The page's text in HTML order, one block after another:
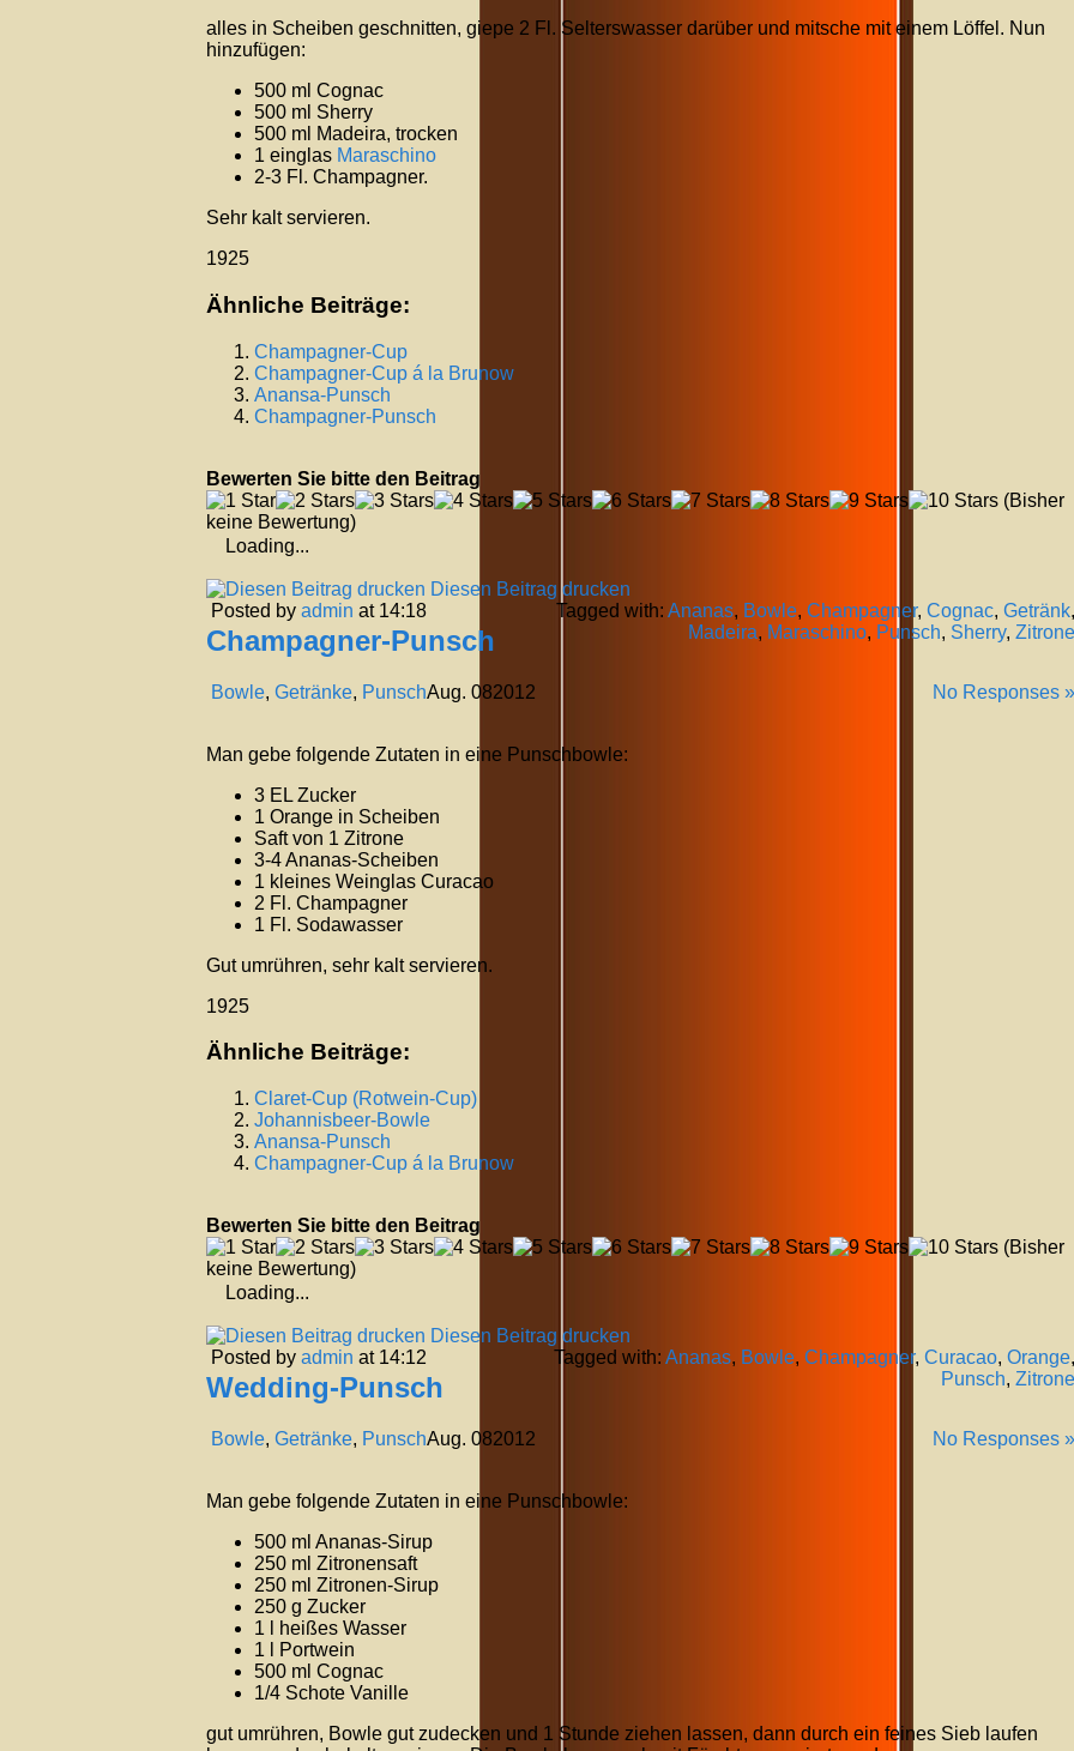
alles in Scheiben geschnitten, giepe 2 Fl. Selterswasser darüber und mitsche mit einem Löffel. Nun
hinzufügen:
500 ml Cognac
500 ml Sherry
500 ml Madeira, trocken
1 einglas Maraschino
2-3 Fl. Champagner.
Sehr kalt servieren.
1925
Ähnliche Beiträge:
Champagner-Cup
Champagner-Cup á la Brunow
Anansa-Punsch
Champagner-Punsch
Bewerten Sie bitte den Beitrag
(Bisher
keine Bewertung)
Loading...
Diesen Beitrag drucken
Posted by admin at 14:18 Tagged with: Ananas, Bowle, Champagner, Cognac, Getränk,
Madeira, Maraschino, Punsch, Sherry, Zitrone
Champagner-Punsch
Bowle, Getränke, Punsch No Responses »
Aug. 082012
Man gebe folgende Zutaten in eine Punschbowle:
3 EL Zucker
1 Orange in Scheiben
Saft von 1 Zitrone
3-4 Ananas-Scheiben
1 kleines Weinglas Curacao
2 Fl. Champagner
1 Fl. Sodawasser
Gut umrühren, sehr kalt servieren.
1925
Ähnliche Beiträge:
Claret-Cup (Rotwein-Cup)
Johannisbeer-Bowle
Anansa-Punsch
Champagner-Cup á la Brunow
Bewerten Sie bitte den Beitrag
(Bisher
keine Bewertung)
Loading...
Diesen Beitrag drucken
Posted by admin at 14:12 Tagged with: Ananas, Bowle, Champagner, Curacao, Orange,
Punsch, Zitrone
Wedding-Punsch
Bowle, Getränke, Punsch No Responses »
Aug. 082012
Man gebe folgende Zutaten in eine Punschbowle:
500 ml Ananas-Sirup
250 ml Zitronensaft
250 ml Zitronen-Sirup
250 g Zucker
1 l heißes Wasser
1 l Portwein
500 ml Cognac
1/4 Schote Vanille
gut umrühren, Bowle gut zudecken und 1 Stunde ziehen lassen, dann durch ein feines Sieb laufen